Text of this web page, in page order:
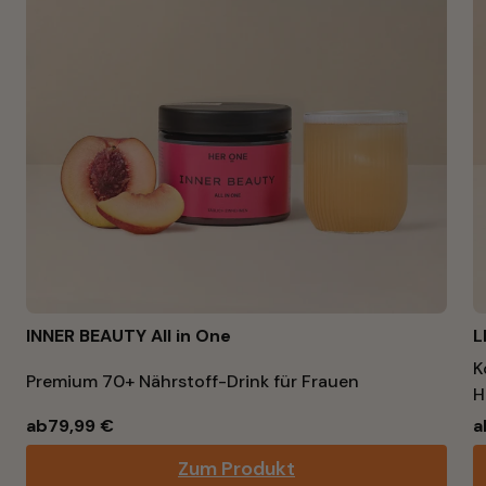
INNER BEAUTY All in One
Premium 70+ Nährstoff-Drink für Frauen
ab79,99 €
Zum Produkt